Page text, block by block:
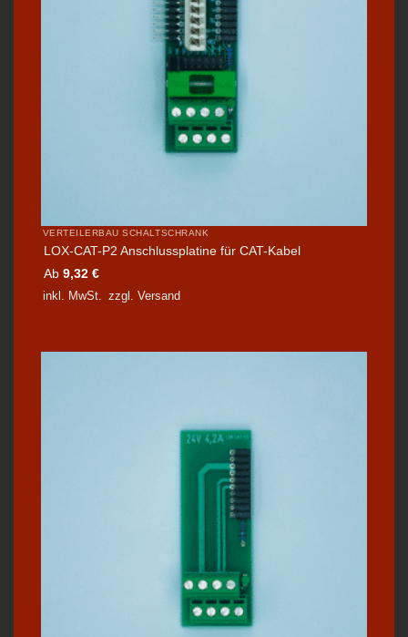
VERTEILERBAU SCHALTSCHRANK
LOX-CAT-P2 Anschlussplatine für CAT-Kabel
Ab 9,32 €
inkl. MwSt. zzgl. Versand